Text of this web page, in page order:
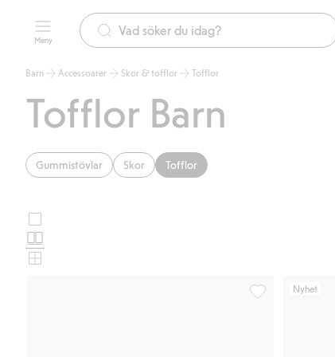
Meny
Barn Accessoarer Skor & tofflor Tofflor
Tofflor Barn
Gummistövlar Skor Tofflor
Välj
produktkortslayout
Nyhet